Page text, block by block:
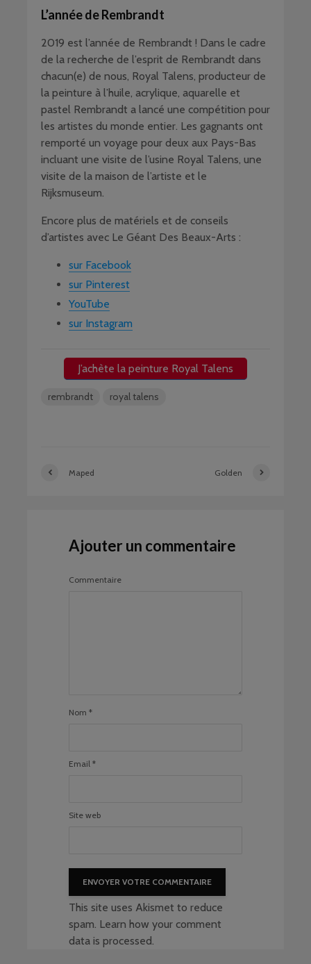
L’année de Rembrandt
2019 est l’année de Rembrandt ! Dans le cadre
de la recherche de l’esprit de Rembrandt dans
chacun(e) de nous, Royal Talens, producteur de
la peinture à l’huile, acrylique, aquarelle et
pastel Rembrandt a lancé une compétition pour
les artistes du monde entier. Les gagnants ont
remporté un voyage pour deux aux Pays-Bas
incluant une visite de l’usine Royal Talens, une
visite de la maison de l’artiste et le
Rijksmuseum.
Encore plus de matériels et de conseils
d’artistes avec Le Géant Des Beaux-Arts :
sur Facebook
sur Pinterest
YouTube
sur Instagram
J’achète la peinture Royal Talens
rembrandt royal talens
Maped Golden
Ajouter un commentaire
Commentaire
Nom *
Email *
Site web
This site uses Akismet to reduce
spam. Learn how your comment
data is processed.